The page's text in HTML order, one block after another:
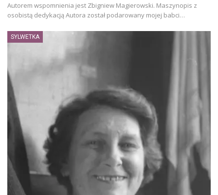
Autorem wspomnienia jest Zbigniew Magierowski. Maszynopis z
osobistą dedykacją Autora został podarowany mojej babci…
SYLWETKA